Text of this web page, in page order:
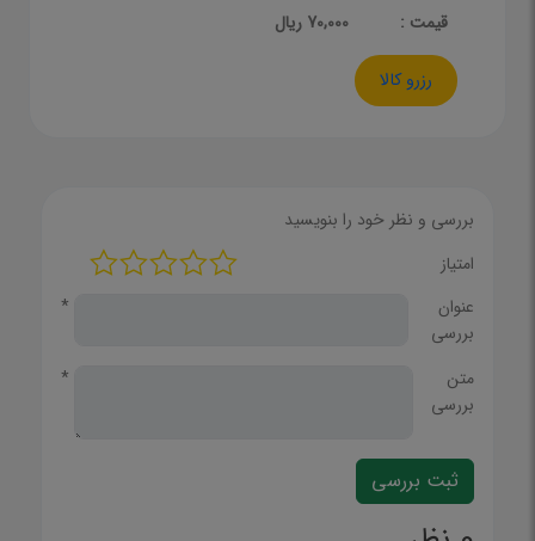
قيمت :
70,000 ریال
رزرو کالا
بررسی و نظر خود را بنویسید
امتیاز
عنوان
بررسی
*
متن
بررسی
*